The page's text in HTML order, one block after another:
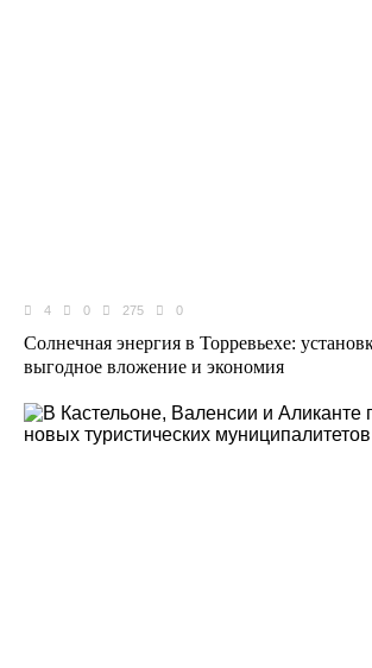
4 0 275 0
Солнечная энергия в Торревьехе:
выгодное вложение и экономия